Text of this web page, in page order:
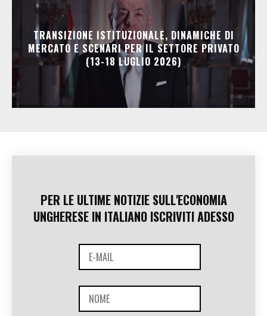
TRANSIZIONE ISTITUZIONALE, DINAMICHE DI
MERCATO E SCENARI PER IL SETTORE PRIVATO
(13-18 LUGLIO 2026)
PER LE ULTIME NOTIZIE SULL'ECONOMIA
UNGHERESE IN ITALIANO ISCRIVITI ADESSO